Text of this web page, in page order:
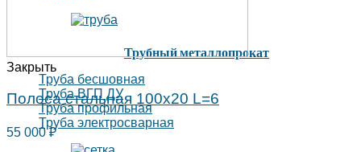
Трубный металлопрокат
Труба бесшовная
Труба ВГП ДУ
Труба профильная
Труба электросварная
Закрыть
Полоса стальная 100х20 L=6
55 000₽